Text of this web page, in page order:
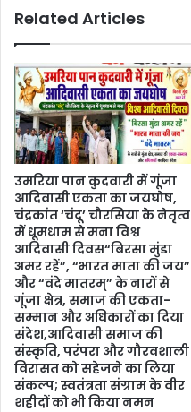
Related Articles
उमरिया पान कुदवारी में गूंजा
आदिवासी एकता का जयघोष,
चंद्रकांत ‘चंदू’ चौरसिया के नेतृत्व
में धूमधाम से मना विश्व
आदिवासी दिवस“बिरसा मुंडा
अमर रहें”, “भारत माता की जय”
और “वंदे मातरम्” के नारों से
गूंजा क्षेत्र, समाज की एकता-
सम्मान और अधिकारों का दिया
संदेश,आदिवासी समाज की
संस्कृति, परंपरा और गौरवशाली
विरासत को सहेजने का लिया
संकल्प; स्वतंत्रता संग्राम के वीर
शहीदों को भी किया नमन